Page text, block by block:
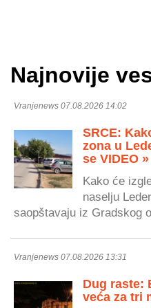
Najnovije
Vranjenews 07.08.2026 14:02
SRCE:
zona u
se VIDEO »
Kako će
naselju
saopštavaju iz Gradskog
Vranjenews 07.08.2026 13:31
Dug raste:
veća za tri